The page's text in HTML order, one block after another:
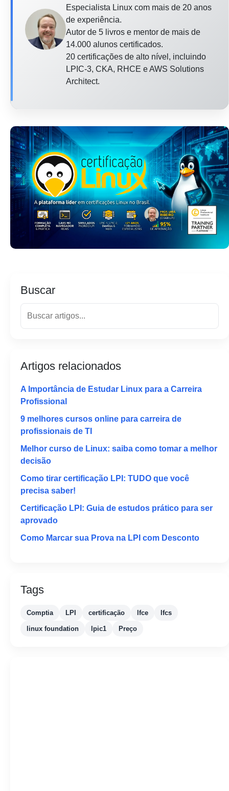
Especialista Linux com mais de 20 anos
de experiência.
Autor de 5 livros e mentor de mais de
14.000 alunos certificados.
20 certificações de alto nível, incluindo
LPIC-3, CKA, RHCE e AWS Solutions
Architect.
Buscar
Artigos relacionados
A Importância de Estudar Linux para a Carreira
Profissional
9 melhores cursos online para carreira de
profissionais de TI
Melhor curso de Linux: saiba como tomar a melhor
decisão
Como tirar certificação LPI: TUDO que você
precisa saber!
Certificação LPI: Guia de estudos prático para ser
aprovado
Como Marcar sua Prova na LPI com Desconto
Tags
Comptia LPI certificação lfce lfcs
linux foundation lpic1 Preço